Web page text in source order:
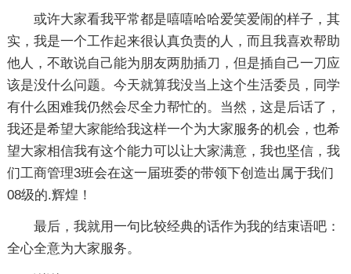
或许大家看我平常都是嘻嘻哈哈爱笑爱闹的样子，其
实，我是一个工作起来很认真负责的人，而且我喜欢帮助
他人，不敢说自己能为朋友两肋插刀，但是插自己一刀应
该是没什么问题。今天就算我没当上这个生活委员，同学
有什么困难我仍然会尽全力帮忙的。当然，这是后话了，
我还是希望大家能给我这样一个为大家服务的机会，也希
望大家相信我有这个能力可以让大家满意，我也坚信，我
们工商管理3班会在这一届班委的带领下创造出属于我们
08级的.辉煌！
最后，我就用一句比较经典的话作为我的结束语吧：
全心全意为大家服务。